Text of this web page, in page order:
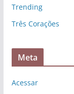
Trending
Três Corações
Meta
Acessar